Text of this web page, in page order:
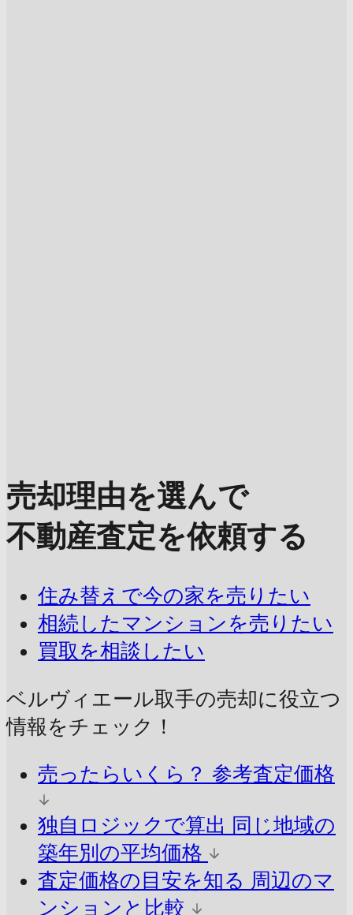
売却理由を選んで
不動産査定を依頼する
住み替えで今の家を売りたい
相続したマンションを売りたい
買取を相談したい
ベルヴィエール取手の売却に役立つ
情報をチェック！
売ったらいくら？ 参考査定価格
独自ロジックで算出 同じ地域の
築年別の平均価格
査定価格の目安を知る 周辺のマ
ンションと比較